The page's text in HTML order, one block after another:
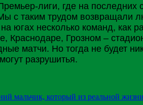
лиги, где на последних
с таким трудом возвращали
югах несколько команд,
, Краснодаре, Грозном –
матчи. Но тогда не будет
разрушитья.
мальчик, который из реальной